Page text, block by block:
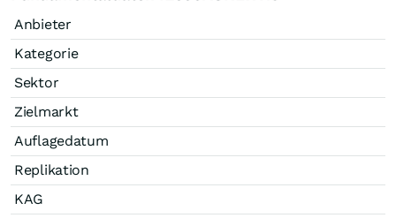
Anbieter
Kategorie
Sektor
Zielmarkt
Auflagedatum
Replikation
KAG